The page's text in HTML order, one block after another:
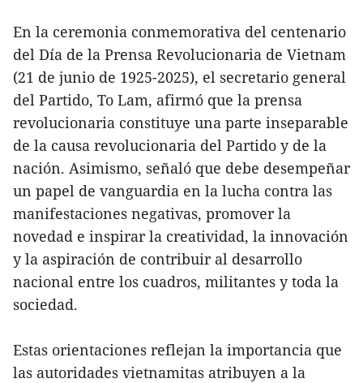
En la ceremonia conmemorativa del centenario
del Día de la Prensa Revolucionaria de Vietnam
(21 de junio de 1925-2025), el secretario general
del Partido, To Lam, afirmó que la prensa
revolucionaria constituye una parte inseparable
de la causa revolucionaria del Partido y de la
nación. Asimismo, señaló que debe desempeñar
un papel de vanguardia en la lucha contra las
manifestaciones negativas, promover la
novedad e inspirar la creatividad, la innovación
y la aspiración de contribuir al desarrollo
nacional entre los cuadros, militantes y toda la
sociedad.
Estas orientaciones reflejan la importancia que
las autoridades vietnamitas atribuyen a la